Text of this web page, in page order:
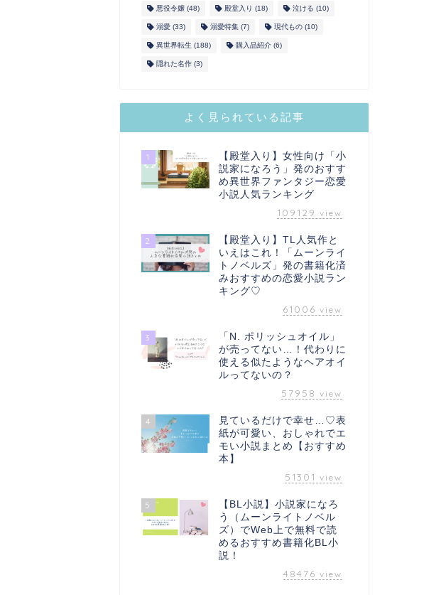
悪役令嬢(48) 殿堂入り (18) 泣ける (10)
溺愛(33) 溺愛特集(7) 現代もの(10)
異世界転生 (188) 購入品紹介(6)
隠れた名作(3)
よく見られている記事
1
【殿堂入り】女性向け「小
説家になろう」発のおすす
め異世界ファンタジー恋愛
小説人気ランキング
109129 view
2
【殿堂入り】TL人気作と
いえはこれ！「ムーンライ
トノベルズ」発の書籍化済
みおすすめの恋愛小説ラン
キング♡
61006 view
3
「N. ポリッシュオイル」
が売ってない…！代わりに
使える似たようなヘアオイ
ルってないの？
57958 view
4
見ているだけで幸せ…♡表
紙が可愛い、おしゃれでエ
モい小説まとめ【おすすめ
本】
51301 view
5
【BL小説】小説家になろ
う（ムーンライトノベル
ズ）でWeb上で無料で読
めるおすすめ書籍化BL小
説！
48476 view